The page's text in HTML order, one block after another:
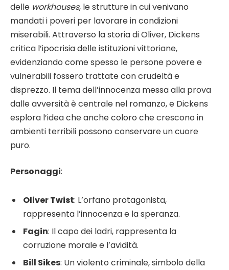
delle workhouses, le strutture in cui venivano
mandati i poveri per lavorare in condizioni
miserabili. Attraverso la storia di Oliver, Dickens
critica l’ipocrisia delle istituzioni vittoriane,
evidenziando come spesso le persone povere e
vulnerabili fossero trattate con crudeltà e
disprezzo. Il tema dell’innocenza messa alla prova
dalle avversità è centrale nel romanzo, e Dickens
esplora l’idea che anche coloro che crescono in
ambienti terribili possono conservare un cuore
puro.
Personaggi:
Oliver Twist: L’orfano protagonista,
rappresenta l’innocenza e la speranza.
Fagin: Il capo dei ladri, rappresenta la
corruzione morale e l’avidità.
Bill Sikes: Un violento criminale, simbolo della